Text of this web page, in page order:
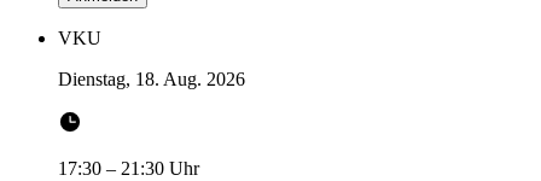
VKU
Dienstag, 18. Aug. 2026
17:30 – 21:30 Uhr